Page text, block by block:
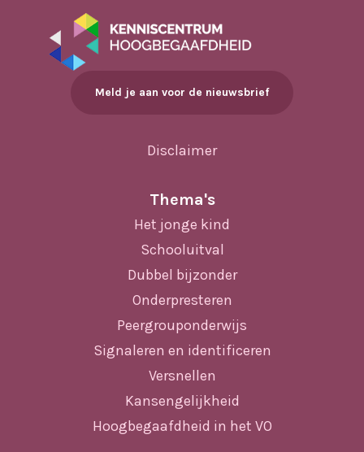
Meld je aan voor de nieuwsbrief
Disclaimer
Thema's
Het jonge kind
Schooluitval
Dubbel bijzonder
Onderpresteren
Peergrouponderwijs
Signaleren en identificeren
Versnellen
Kansengelijkheid
Hoogbegaafdheid in het VO